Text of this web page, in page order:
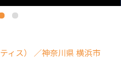
ィス） ／神奈川県 横浜市